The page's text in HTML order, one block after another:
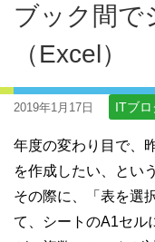
ブック間で
（Excel）
2019年1月17日 ITブロ
年度の変わり目で、
を作成したい、とい
その際に、「表を選
て、シートのA1セル